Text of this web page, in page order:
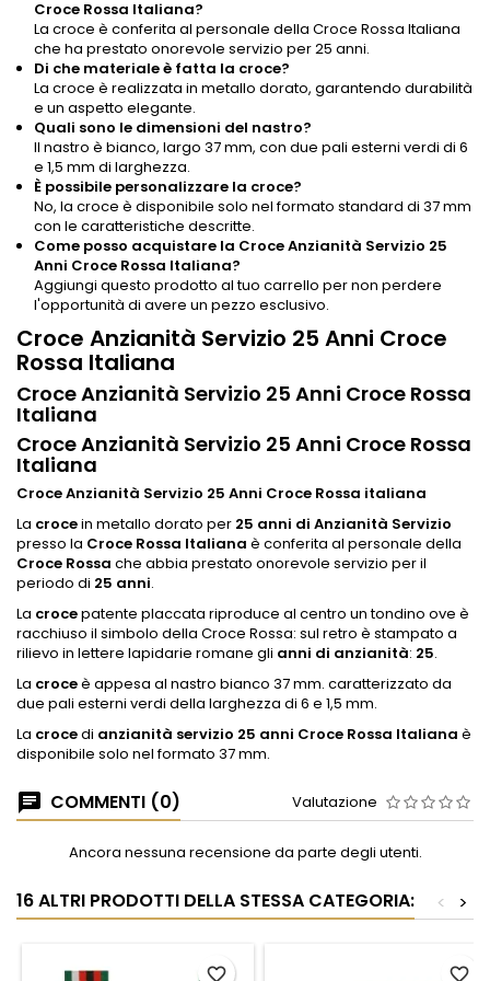
Croce Rossa Italiana?
La croce è conferita al personale della Croce Rossa Italiana
che ha prestato onorevole servizio per 25 anni.
Di che materiale è fatta la croce?
La croce è realizzata in metallo dorato, garantendo durabilità
e un aspetto elegante.
Quali sono le dimensioni del nastro?
Il nastro è bianco, largo 37 mm, con due pali esterni verdi di 6
e 1,5 mm di larghezza.
È possibile personalizzare la croce?
No, la croce è disponibile solo nel formato standard di 37 mm
con le caratteristiche descritte.
Come posso acquistare la Croce Anzianità Servizio 25
Anni Croce Rossa Italiana?
Aggiungi questo prodotto al tuo carrello per non perdere
l'opportunità di avere un pezzo esclusivo.
Croce Anzianità Servizio 25 Anni Croce
Rossa Italiana
Croce Anzianità Servizio 25 Anni Croce Rossa
Italiana
Croce Anzianità Servizio 25 Anni Croce Rossa
Italiana
Croce Anzianità Servizio 25 Anni Croce Rossa italiana
La crocein metallo dorato per 25 anni di Anzianità Servizio
presso la Croce Rossa Italiana è conferita al personale della
Croce Rossa che abbia prestato onorevole servizio per il
periodo di 25 anni.
La crocepatente placcata riproduce al centro un tondino ove è
racchiuso il simbolo della Croce Rossa: sul retro è stampato a
rilievo in lettere lapidarie romane gli anni di anzianità: 25.
La croceè appesa al nastro bianco 37 mm. caratterizzato da
due pali esterni verdi della larghezza di 6 e 1,5 mm.
La crocedi anzianità servizio 25 anni Croce Rossa Italiana è
disponibile solo nel formato 37 mm.
COMMENTI (0) Valutazione
Ancora nessuna recensione da parte degli utenti.
16 ALTRI PRODOTTI DELLA STESSA CATEGORIA: >
<
favorite_border favorite_border